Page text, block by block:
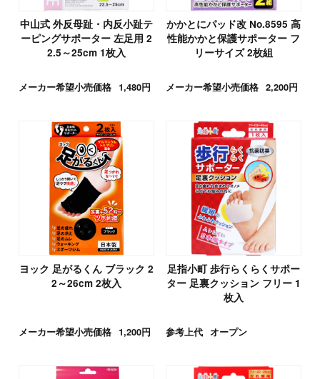
中山式 外反母趾・内反小趾テ
ーピングサポーター 左足用 2
2.5～25cm 1枚入
メーカー希望小売価格 1,480円
かかとにパッド改 No.8595 高
性能かかと保護サポーター フ
リーサイズ 2枚組
メーカー希望小売価格 2,200円
ヨック 足がるくん ブラック 2
2～26cm 2枚入
メーカー希望小売価格 1,200円
足指小町 歩行らくらくサポー
ター 足裏クッション フリー 1
枚入
参考上代 オープン